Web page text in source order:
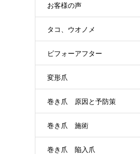
お客様の声
タコ、ウオノメ
ビフォーアフター
変形爪
巻き爪 原因と予防策
巻き爪 施術
巻き爪 陥入爪